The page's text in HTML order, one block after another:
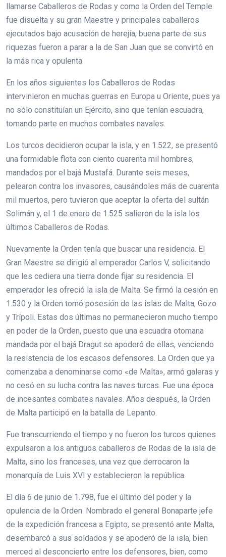
llamarse Caballeros de Rodas y como la Orden del Temple
fue disuelta y su gran Maestre y principales caballeros
ejecutados bajo acusación de herejía, buena parte de sus
riquezas fueron a parar a la de San Juan que se convirtó en
la más rica y opulenta.
En los años siguientes los Caballeros de Rodas
intervinieron en muchas guerras en Europa u Oriente, pues ya
no sólo constituían un Ejército, sino que tenían escuadra,
tomando parte en muchos combates navales.
Los turcos decidieron ocupar la isla, y en 1.522, se presentó
una formidable flota con ciento cuarenta mil hombres,
mandados por el bajá Mustafá. Durante seis meses,
pelearon contra los invasores, causándoles más de cuarenta
mil muertos, pero tuvieron que aceptar la oferta del sultán
Solimán y, el 1 de enero de 1.525 salieron de la isla los
últimos Caballeros de Rodas.
Nuevamente la Orden tenía que buscar una residencia. El
Gran Maestre se dirigió al emperador Carlos V, solicitando
que les cediera una tierra donde fijar su residencia. El
emperador les ofreció la isla de Malta. Se firmó la cesión en
1.530 y la Orden tomó posesión de las islas de Malta, Gozo
y Trípoli. Estas dos últimas no permanecieron mucho tiempo
en poder de la Orden, puesto que una escuadra otomana
mandada por el bajá Dragut se apoderó de ellas, venciendo
la resistencia de los escasos defensores. La Orden que ya
comenzaba a denominarse como «de Malta», armó galeras y
no cesó en su lucha contra las naves turcas. Fue una época
de incesantes combates navales. Años después, la Orden
de Malta participó en la batalla de Lepanto.
Fue transcurriendo el tiempo y no fueron los turcos quienes
expulsaron a los antiguos caballeros de Rodas de la isla de
Malta, sino los franceses, una vez que derrocaron la
monarquía de Luis XVI y establecieron la república.
El día 6 de junio de 1.798, fue el último del poder y la
opulencia de la Orden. Nombrado el general Bonaparte jefe
de la expedición francesa a Egipto, se presentó ante Malta,
desembarcó a sus soldados y se apoderó de la isla, bien
merced al desconcierto entre los defensores, bien, como